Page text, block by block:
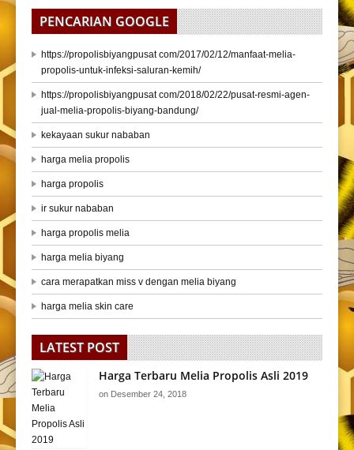
PENCARIAN GOOGLE
https://propolisbiyangpusat com/2017/02/12/manfaat-melia-
propolis-untuk-infeksi-saluran-kemih/
https://propolisbiyangpusat com/2018/02/22/pusat-resmi-agen-
jual-melia-propolis-biyang-bandung/
kekayaan sukur nababan
harga melia propolis
harga propolis
ir sukur nababan
harga propolis melia
harga melia biyang
cara merapatkan miss v dengan melia biyang
harga melia skin care
LATEST POST
Harga Terbaru Melia Propolis Asli 2019
on Desember 24, 2018